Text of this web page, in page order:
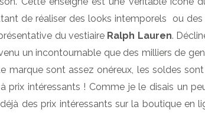
de réaliser des looks intemporels ou
du vestiaire Ralph Lauren.
un incontournable que des milliers de
marque sont assez onéreux, les soldes
prix intéressants ! Comme je le disais un
des prix intéressants sur la boutique en